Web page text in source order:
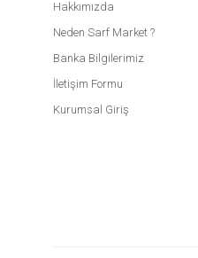
Hakkımızda
Neden Sarf Market ?
Banka Bilgilerimiz
İletişim Formu
Kurumsal Giriş